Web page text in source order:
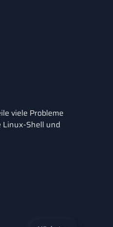
viele Probleme
Linux-Shell und